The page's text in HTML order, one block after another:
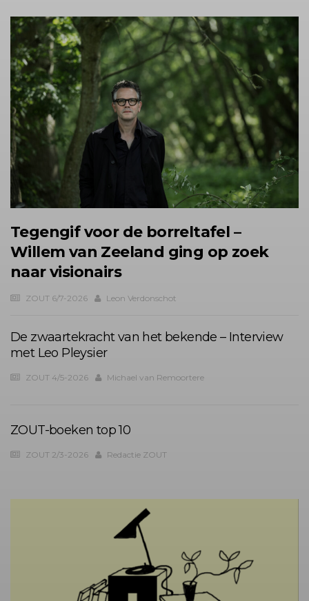
Tegengif voor de borreltafel –
Willem van Zeeland ging op zoek
naar visionairs
ZOUT 6/7-2026 Leon Verdonschot
De zwaartekracht van het bekende – Interview
met Leo Pleysier
ZOUT 4/5-2026 Michael van Remoortere
ZOUT-boeken top 10
ZOUT 2/3-2026 Redactie ZOUT